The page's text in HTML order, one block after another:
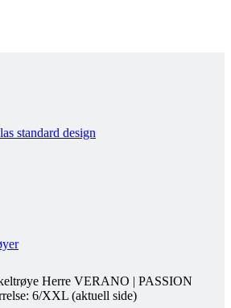
Herre VERANO | PASSION
6/XXL